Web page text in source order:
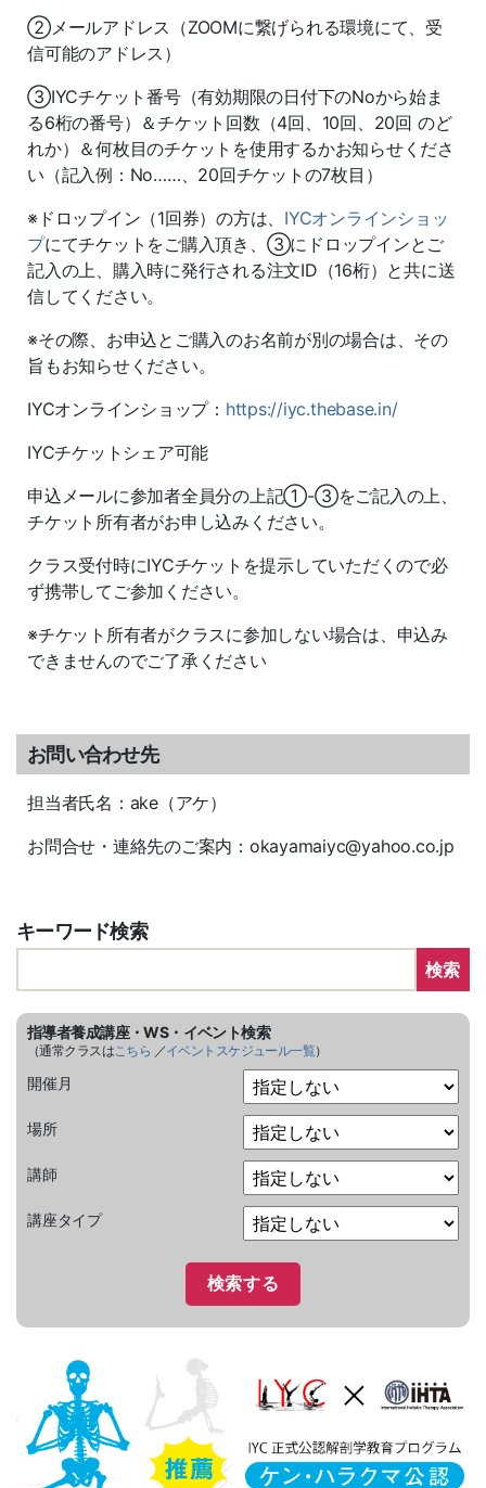
②メールアドレス（ZOOMに繋げられる環境にて、受
信可能のアドレス）
③IYCチケット番号（有効期限の日付下のNoから始ま
る6桁の番号）＆チケット回数（4回、10回、20回 のど
れか）＆何枚目のチケットを使用するかお知らせくださ
い（記入例：No……、20回チケットの7枚目）
※ドロップイン（1回券）の方は、 IYCオンラインショッ
プにてチケットをご購入頂き、③にドロップインとご
記入の上、購入時に発行される注文ID（16桁）と共に送
信してください。
※その際、お申込とご購入のお名前が別の場合は、その
旨もお知らせください。
IYCオンラインショップ： https://iyc.thebase.in/
IYCチケットシェア可能
申込メールに参加者全員分の上記①-③をご記入の上、
チケット所有者がお申し込みください。
クラス受付時にIYCチケットを提示していただくので必
ず携帯してご参加ください。
※チケット所有者がクラスに参加しない場合は、申込み
できませんのでご了承ください
お問い合わせ先
担当者氏名：ake（アケ）
お問合せ・連絡先のご案内：okayamaiyc@yahoo.co.jp
キーワード検索
検索
指導者養成講座・WS・イベント検索
（通常クラスはこちら ／イベントスケジュール一覧）
開催月
場所
講師
講座タイプ